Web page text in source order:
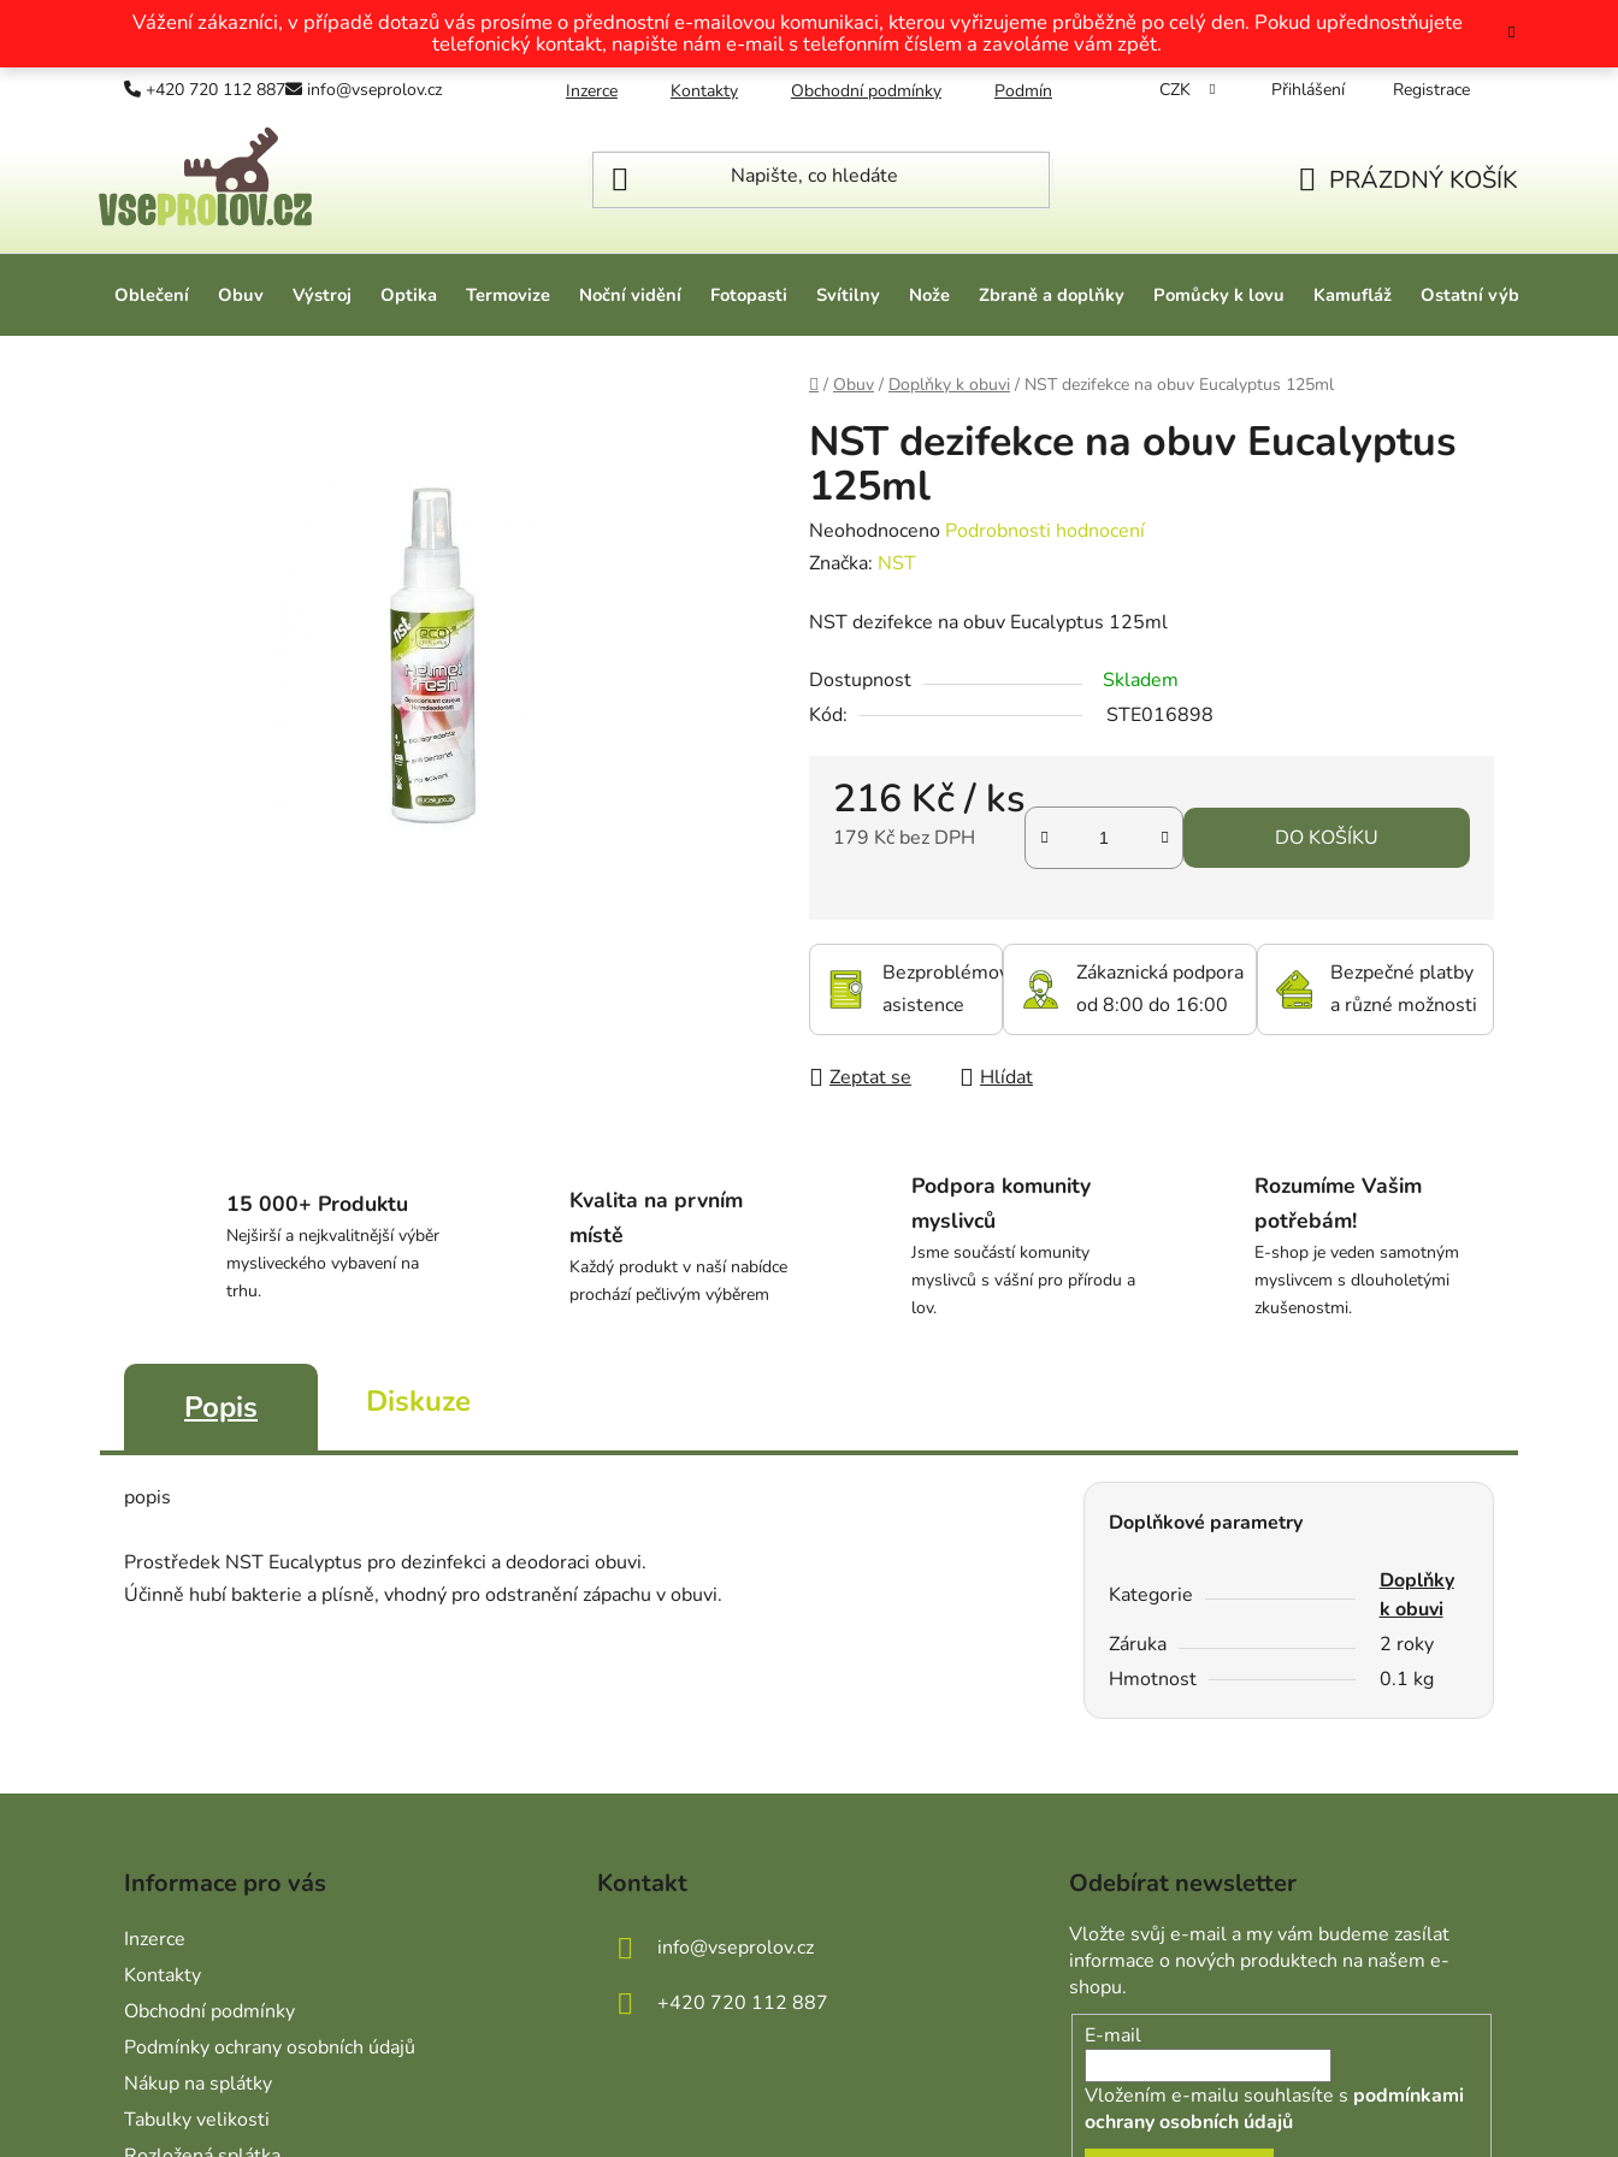
Přejít na obsah
Vážení zákazníci, v případě dotazů vás prosíme o přednostní e-mailovou komunikaci, kterou vyřizujeme průběžně po celý den. Pokud upřednostňujete
telefonický kontakt, napište nám e-mail s telefonním číslem a zavoláme vám zpět.
+420 720 112 887 info@vseprolov.cz Inzerce Kontakty Obchodní podmínky Podmínky ochrany osobních údajů Nákup na splátky
CZK Přihlášení Registrace
PRÁZDNÝ KOŠÍK
Oblečení Obuv Výstroj Optika Termovize Noční vidění Fotopasti Svítilny Nože Zbraně a doplňky Pomůcky k lovu Kamufláž Ostatní výbava
Domů
/ Obuv / Doplňky k obuvi / NST dezifekce na obuv Eucalyptus 125ml
NST dezifekce na obuv Eucalyptus
125ml
Průměrné hodnocení produktu je 0,0 z 5 hvězdiček.
Neohodnoceno Podrobnosti hodnocení
Značka: NST
NST dezifekce na obuv Eucalyptus 125ml
Dostupnost
Skladem
Kód:
STE016898
216 Kč/ ks
179 Kč bez DPH DO KOŠÍKU
Bezproblémová
asistence
Zákaznická podpora
od 8:00 do 16:00
Bezpečné platby
a různé možnosti
Zeptat se Hlídat
15 000+ Produktu
Nejširší a nejkvalitnější výběr
mysliveckého vybavení na
trhu.
Kvalita na prvním
místě
Každý produkt v naší nabídce
prochází pečlivým výběrem
Podpora komunity
myslivců
Jsme součástí komunity
myslivců s vášní pro přírodu a
lov.
Rozumíme Vašim
potřebám!
E-shop je veden samotným
myslivcem s dlouholetými
zkušenostmi.
Popis Diskuze
popis
Prostředek NST Eucalyptus pro dezinfekci a deodoraci obuvi.
Účinně hubí bakterie a plísně, vhodný pro odstranění zápachu v obuvi.
Doplňkové parametry
Kategorie
Doplňky
k obuvi
Záruka
2 roky
Hmotnost
0.1 kg
Informace pro vás
Inzerce
Kontakty
Obchodní podmínky
Podmínky ochrany osobních údajů
Nákup na splátky
Tabulky velikosti
Kontakt
info@vseprolov.cz
+420 720 112 887
Odebírat newsletter
Vložte svůj e-mail a my vám budeme zasílat
informace o nových produktech na našem e-
shopu.
E-mail
Vložením e-mailu souhlasíte s podmínkami
ochrany osobních údajů